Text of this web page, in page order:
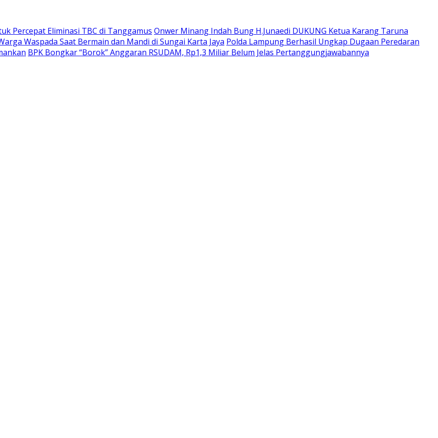
Percepat Eliminasi TBC di Tanggamus Onwer Minang Indah Bung H.Junaedi DUKUNG Ketua Karang Taruna
Waspada Saat Bermain dan Mandi di Sungai Karta Jaya Polda Lampung Berhasil Ungkap Dugaan Peredaran
BPK Bongkar “Borok” Anggaran RSUDAM, Rp1,3 Miliar Belum Jelas Pertanggungjawabannya